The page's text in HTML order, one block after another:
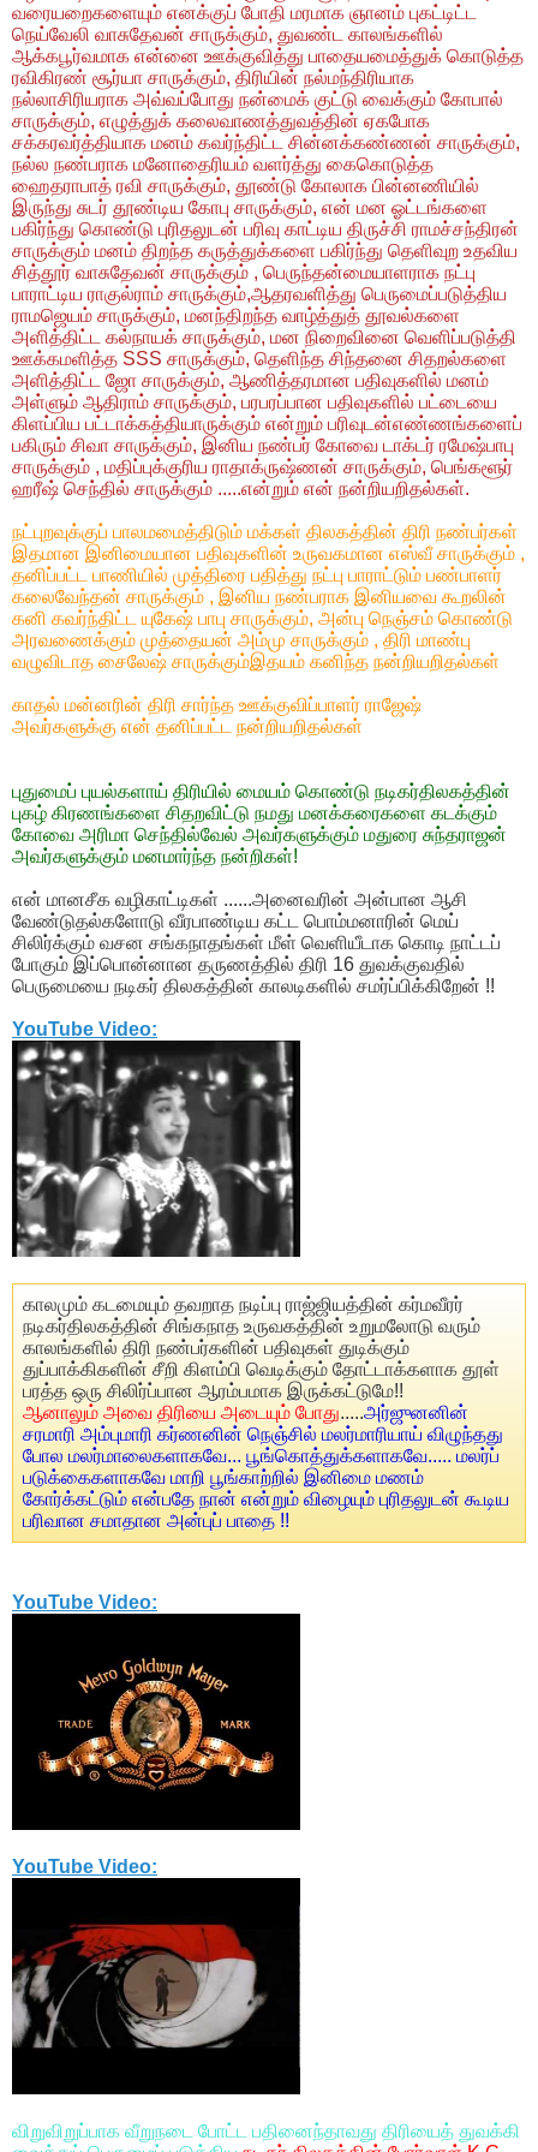
வரையறைகளையும் எனக்குப் போதி மரமாக ஞானம் புகட்டிட்ட
நெய்வேலி வாசுதேவன் சாருக்கும், துவண்ட காலங்களில்
ஆக்கபூர்வமாக என்னை ஊக்குவித்து பாதையமைத்துக் கொடுத்த
ரவிகிரண் சூர்யா சாருக்கும், திரியின் நல்மந்திரியாக
நல்லாசிரியராக அவ்வப்போது நன்மைக் குட்டு வைக்கும் கோபால்
சாருக்கும், எழுத்துக் கலைவாணத்துவத்தின் ஏகபோக
சக்கரவர்த்தியாக மனம் கவர்ந்திட்ட சின்னக்கண்ணன் சாருக்கும்,
நல்ல நண்பராக மனோதைரியம் வளர்த்து கைகொடுத்த
ஹைதராபாத் ரவி சாருக்கும், தூண்டு கோலாக பின்னணியில்
இருந்து சுடர் தூண்டிய கோபு சாருக்கும், என் மன ஓட்டங்களை
பகிர்ந்து கொண்டு புரிதலுடன் பரிவு காட்டிய திருச்சி ராமச்சந்திரன்
சாருக்கும் மனம் திறந்த கருத்துக்களை பகிர்ந்து தெளிவுற உதவிய
சித்தூர் வாசுதேவன் சாருக்கும் , பெருந்தன்மையாளராக நட்பு
பாராட்டிய ராகுல்ராம் சாருக்கும்,ஆதரவளித்து பெருமைப்படுத்திய
ராமஜெயம் சாருக்கும், மனந்திறந்த வாழ்த்துத் தூவல்களை
அளித்திட்ட கல்நாயக் சாருக்கும், மன நிறைவினை வெளிப்படுத்தி
ஊக்கமளித்த SSS சாருக்கும், தெளிந்த சிந்தனை சிதறல்களை
அளித்திட்ட ஜோ சாருக்கும், ஆணித்தரமான பதிவுகளில் மனம்
அள்ளும் ஆதிராம் சாருக்கும், பரபரப்பான பதிவுகளில் பட்டையை
கிளப்பிய பட்டாக்கத்தியாருக்கும் என்றும் பரிவுடன்எண்ணங்களைப்
பகிரும் சிவா சாருக்கும், இனிய நண்பர் கோவை டாக்டர் ரமேஷ்பாபு
சாருக்கும் , மதிப்புக்குரிய ராதாக்ருஷ்ணன் சாருக்கும், பெங்களூர்
ஹரீஷ் செந்தில் சாருக்கும் .....என்றும் என் நன்றியறிதல்கள்.
நட்புறவுக்குப் பாலமமைத்திடும் மக்கள் திலகத்தின் திரி நண்பர்கள்
இதமான இனிமையான பதிவுகளின் உருவகமான எஸ்வீ சாருக்கும் ,
தனிப்பட்ட பாணியில் முத்திரை பதித்து நட்பு பாராட்டும் பண்பாளர்
கலைவேந்தன் சாருக்கும் , இனிய நண்பராக இனியவை கூறலின்
கனி கவர்ந்திட்ட யுகேஷ் பாபு சாருக்கும், அன்பு நெஞ்சம் கொண்டு
அரவணைக்கும் முத்தையன் அம்மு சாருக்கும் , திரி மாண்பு
வழுவிடாத சைலேஷ் சாருக்கும்இதயம் கனிந்த நன்றியறிதல்கள்
காதல் மன்னரின் திரி சார்ந்த ஊக்குவிப்பாளர் ராஜேஷ்
அவர்களுக்கு என் தனிப்பட்ட நன்றியறிதல்கள்
புதுமைப் புயல்களாய் திரியில் மையம் கொண்டு நடிகர்திலகத்தின்
புகழ் கிரணங்களை சிதறவிட்டு நமது மனக்கரைகளை கடக்கும்
கோவை அரிமா செந்தில்வேல் அவர்களுக்கும் மதுரை சுந்தராஜன்
அவர்களுக்கும் மனமார்ந்த நன்றிகள்!
என் மானசீக வழிகாட்டிகள் ......அனைவரின் அன்பான ஆசி
வேண்டுதல்களோடு வீரபாண்டிய கட்ட பொம்மனாரின் மெய்
சிலிர்க்கும் வசன சங்கநாதங்கள் மீள் வெளியீடாக கொடி நாட்டப்
போகும் இப்பொன்னான தருணத்தில் திரி 16 துவக்குவதில்
பெருமையை நடிகர் திலகத்தின் காலடிகளில் சமர்ப்பிக்கிறேன் !!
YouTube Video:
காலமும் கடமையும் தவறாத நடிப்பு ராஜ்ஜியத்தின் கர்மவீரர்
நடிகர்திலகத்தின் சிங்கநாத உருவகத்தின் உறுமலோடு வரும்
காலங்களில் திரி நண்பர்களின் பதிவுகள் துடிக்கும்
துப்பாக்கிகளின் சீறி கிளம்பி வெடிக்கும் தோட்டாக்களாக தூள்
பரத்த ஒரு சிலிர்ப்பான ஆரம்பமாக இருக்கட்டுமே!!
ஆனாலும் அவை திரியை அடையும் போது.....அர்ஜுனனின்
சரமாரி அம்புமாரி கர்ணனின் நெஞ்சில் மலர்மாரியாய் விழுந்தது
போல மலர்மாலைகளாகவே... பூங்கொத்துக்களாகவே..... மலர்ப்
படுக்கைகளாகவே மாறி பூங்காற்றில் இனிமை மணம்
கோர்க்கட்டும் என்பதே நான் என்றும் விழையும் புரிதலுடன் கூடிய
பரிவான சமாதான அன்புப் பாதை !!
YouTube Video:
YouTube Video:
விறுவிறுப்பாக வீறுநடை போட்ட பதினைந்தாவது திரியைத் துவக்கி